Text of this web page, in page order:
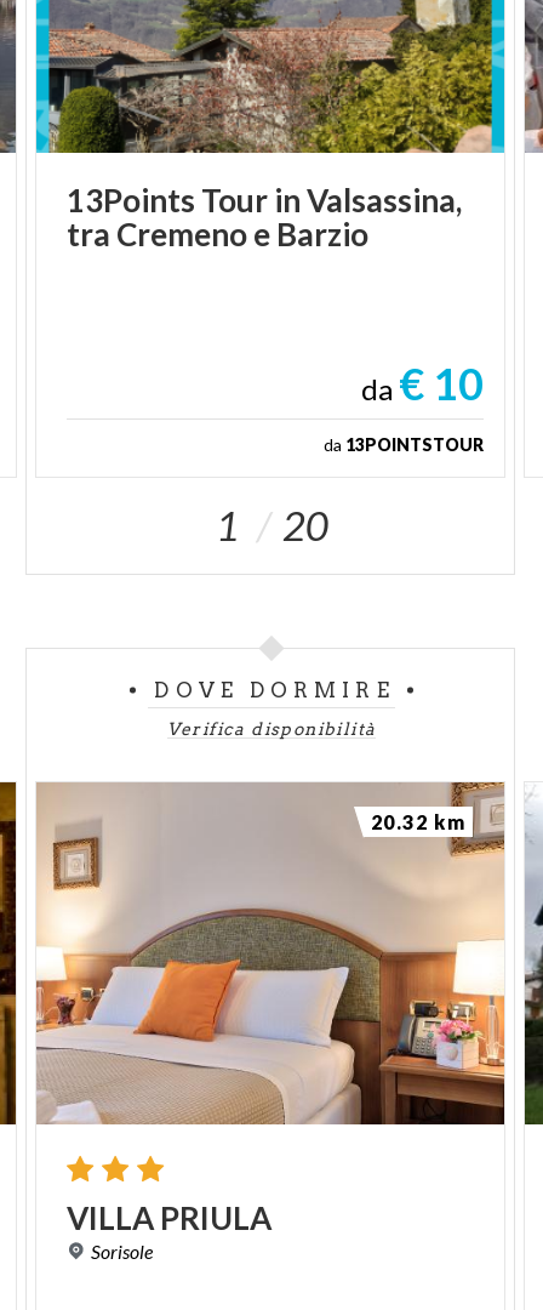
13Points Tour inValsassina,
tra Cremenoe Barzio
da € 10
da 13POINTSTOUR
1 20
DOVE DORMIRE
Verifica disponibilità
VILLA PRIULA
Sorisole
20.32 km